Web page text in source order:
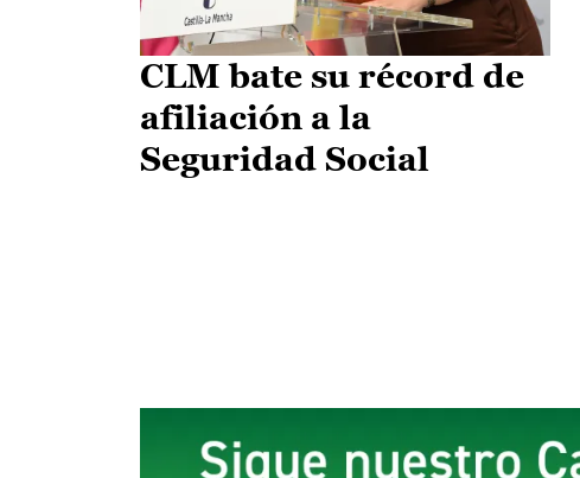
CLM bate su récord de
afiliación a la
Seguridad Social